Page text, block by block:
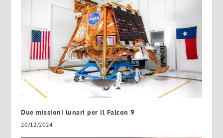
Due missioni lunari per il Falcon 9
20/12/2024